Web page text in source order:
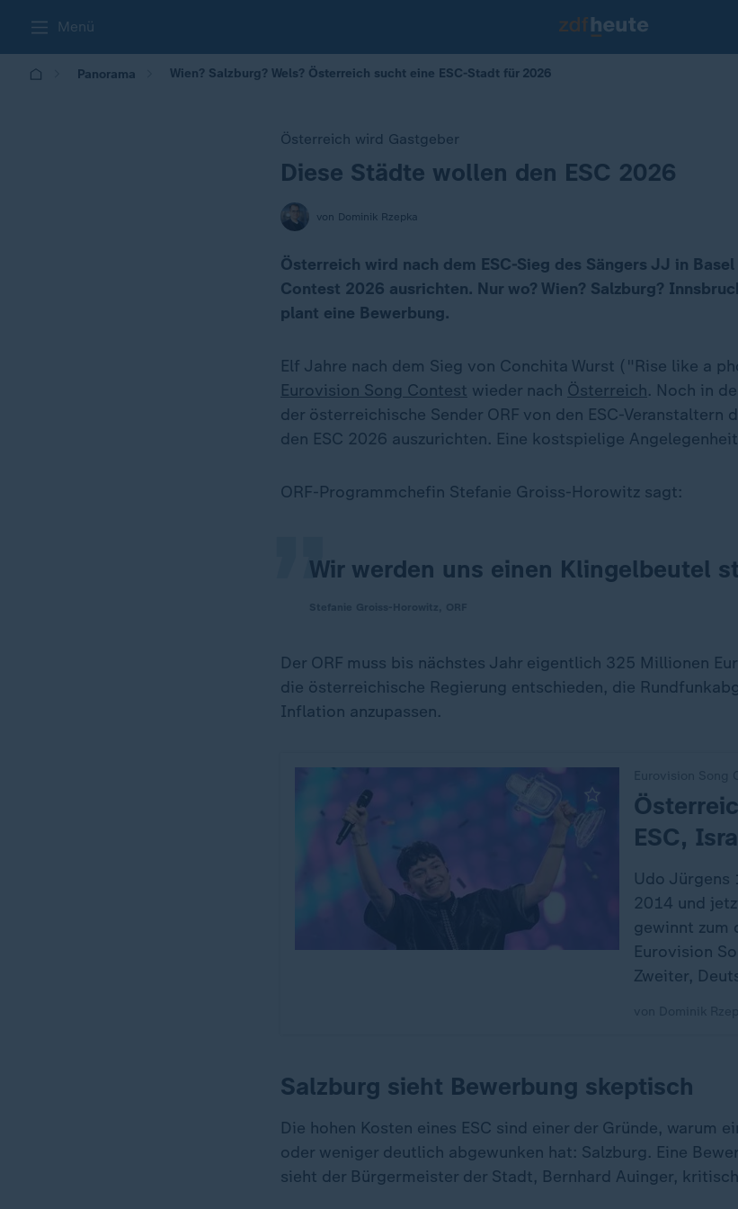
Menü
Panorama Wien? Salzburg? Wels? Österreich sucht eine ESC-Stadt für 2026
Österreich wird Gastgeber
:Diese Städte wollen den ESC 2026
von Dominik Rzepka
Österreich wird nach dem ESC-Sieg des Sängers JJ in
Contest 2026 ausrichten. Nur wo? Wien? Salzburg?
plant eine Bewerbung.
Elf Jahre nach dem Sieg von Conchita Wurst ("Rise like a
Eurovision Song Contest wieder nach Österreich. Noch in
der österreichische Sender ORF von den ESC-Veranstaltern
den ESC 2026 auszurichten. Eine kostspielige
ORF-Programmchefin Stefanie Groiss-Horowitz sagt:
Wir werden uns einen Klingelbeutel
„
Der ORF muss bis nächstes Jahr eigentlich 325 Millionen
die österreichische Regierung entschieden, die
Inflation anzupassen.
:
ESC,
Udo Jürgens
2014 und
gewinnt zum
Eurovision
Zweiter,
Salzburg sieht Bewerbung skeptisch
Die hohen Kosten eines ESC sind einer der Gründe, warum
oder weniger deutlich abgewunken hat: Salzburg. Eine
sieht der Bürgermeister der Stadt, Bernhard Auinger,